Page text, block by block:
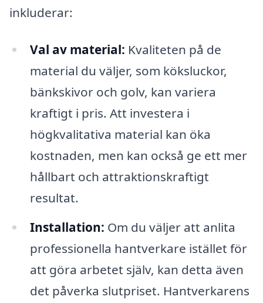
inkluderar:
Val av material: Kvaliteten på de
material du väljer, som köksluckor,
bänkskivor och golv, kan variera
kraftigt i pris. Att investera i
högkvalitativa material kan öka
kostnaden, men kan också ge ett mer
hållbart och attraktionskraftigt
resultat.
Installation: Om du väljer att anlita
professionella hantverkare istället för
att göra arbetet själv, kan detta även
det påverka slutpriset. Hantverkarens